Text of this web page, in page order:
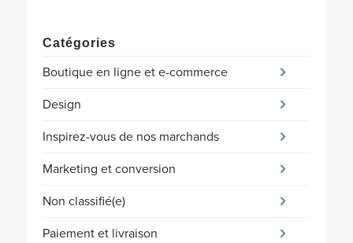
Catégories
Boutique en ligne et e-commerce
Design
Inspirez-vous de nos marchands
Marketing et conversion
Non classifié(e)
Paiement et livraison